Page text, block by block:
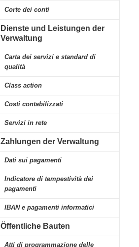
Corte dei conti
Dienste und Leistungen der
Verwaltung
Carta dei servizi e standard di
qualità
Class action
Costi contabilizzati
Servizi in rete
Zahlungen der Verwaltung
Dati sui pagamenti
Indicatore di tempestività dei
pagamenti
IBAN e pagamenti informatici
Öffentliche Bauten
Atti di programmazione delle